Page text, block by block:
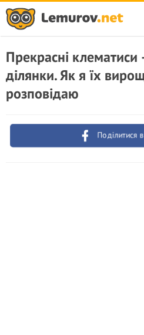
Прекрасні клематиси
ділянки. Як я їх
розповідаю
Поділитися